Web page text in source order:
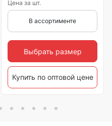
Цена за шт.
В ассортименте
Выбрать размер
Купить по оптовой цене